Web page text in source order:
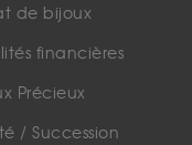
de bijoux
financières
Précieux
/ Succession